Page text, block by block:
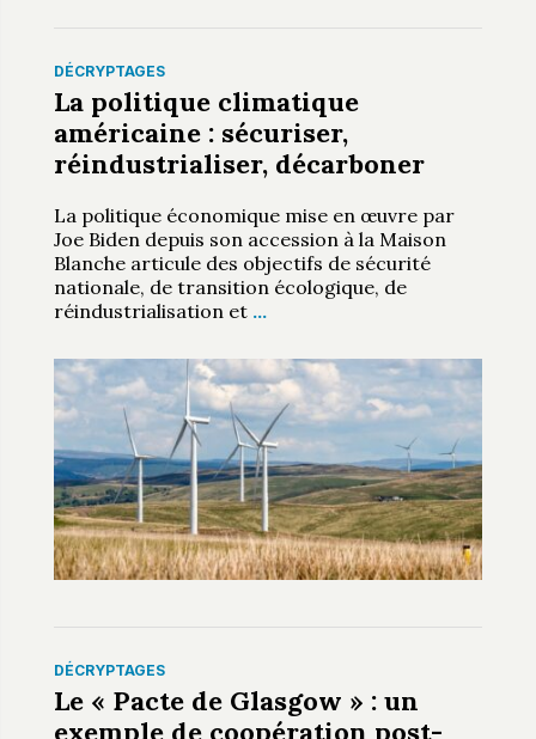
DÉCRYPTAGES
La politique climatique
américaine : sécuriser,
réindustrialiser, décarboner
La politique économique mise en œuvre par
Joe Biden depuis son accession à la Maison
Blanche articule des objectifs de sécurité
nationale, de transition écologique, de
réindustrialisation et …
DÉCRYPTAGES
Le « Pacte de Glasgow » : un
exemple de coopération post-